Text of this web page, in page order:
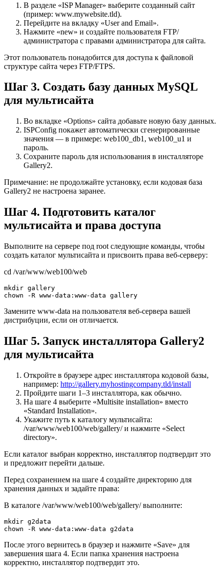
В разделе «ISP Manager» выберите созданный сайт
(пример: www.mywebsite.tld).
Перейдите на вкладку «User and Email».
Нажмите «new» и создайте пользователя FTP/
администратора с правами администратора для сайта.
Этот пользователь понадобится для доступа к файловой
структуре сайта через FTP/FTPS.
Шаг 3. Создать базу данных MySQL
для мультисайта
Во вкладке «Options» сайта добавьте новую базу данных.
ISPConfig покажет автоматически сгенерированные
значения — в примере: web100_db1, web100_u1 и
пароль.
Сохраните пароль для использования в инсталляторе
Gallery2.
Примечание: не продолжайте установку, если кодовая база
Gallery2 не настроена заранее.
Шаг 4. Подготовить каталог
мультисайта и права доступа
Выполните на сервере под root следующие команды, чтобы
создать каталог мультисайта и присвоить права веб-серверу:
cd /var/www/web100/web
mkdir gallery
chown -R www-data:www-data gallery
Замените www-data на пользователя веб-сервера вашей
дистрибуции, если он отличается.
Шаг 5. Запуск инсталлятора Gallery2
для мультисайта
Откройте в браузере адрес инсталлятора кодовой базы,
например: http://gallery.myhostingcompany.tld/install
Пройдите шаги 1–3 инсталлятора, как обычно.
На шаге 4 выберите «Multisite installation» вместо
«Standard Installation».
Укажите путь к каталогу мультисайта:
/var/www/web100/web/gallery/ и нажмите «Select
directory».
Если каталог выбран корректно, инсталлятор подтвердит это
и предложит перейти дальше.
Перед сохранением на шаге 4 создайте директорию для
хранения данных и задайте права:
В каталоге /var/www/web100/web/gallery/ выполните:
mkdir g2data
chown -R www-data:www-data g2data
После этого вернитесь в браузер и нажмите «Save» для
завершения шага 4. Если папка хранения настроена
корректно, инсталлятор подтвердит это.